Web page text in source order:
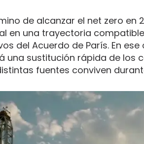
de alcanzar el net zero en
en una trayectoria
del Acuerdo de París. En
una sustitución rápida de los
fuentes conviven